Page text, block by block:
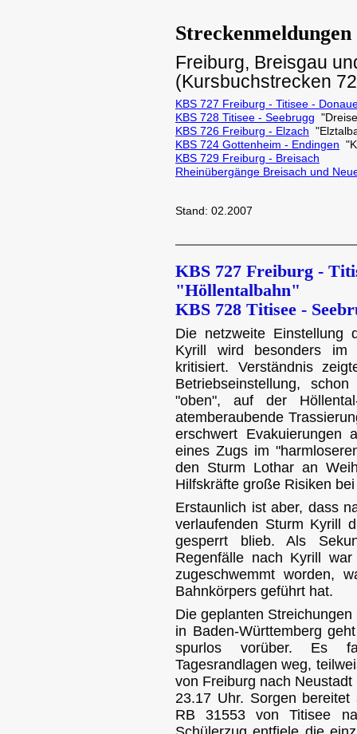
Streckenmeldungen
Freiburg, Breisgau
(Kursbuchstrecken
KBS 727 Freiburg - Titisee -
KBS 728 Titisee - Seebrugg
KBS 726 Freiburg - Elzach
KBS 724 Gottenheim - Endingen
KBS 729 Freiburg - Breisach
Rheinübergänge Breisach und
Stand: 02.2007
KBS 727 Freiburg -
"Höllentalbahn"
KBS 728 Titisee -
Die netzweite Einstellung
Kyrill wird besonders im
kritisiert. Verständnis
Betriebseinstellung,
"oben", auf der
atemberaubende
erschwert Evakuierungen
eines Zugs im
den Sturm Lothar an
Hilfskräfte große Risiken
Erstaunlich ist aber, dass
verlaufenden Sturm Kyrill
gesperrt blieb. Als
Regenfälle nach Kyrill
zugeschwemmt worden,
Bahnkörpers geführt hat.
Die geplanten
in Baden-Württemberg
spurlos vorüber. Es
Tagesrandlagen weg,
von Freiburg nach
23.17 Uhr. Sorgen
RB 31553 von Titisee